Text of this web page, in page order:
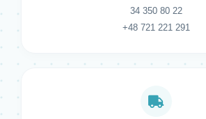
34 350 80 22
+48 721 221 291